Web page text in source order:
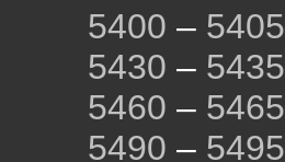
5400 – 5405
5430 – 5435
5460 – 5465
5490 – 5495